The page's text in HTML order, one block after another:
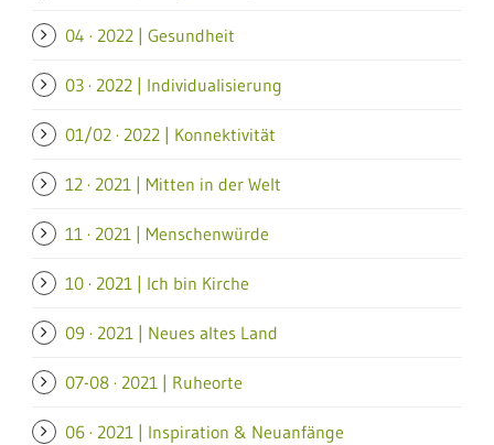
04 · 2022 | Gesundheit
03 · 2022 | Individualisierung
01/02 · 2022 | Konnektivität
12 · 2021 | Mitten in der Welt
11 · 2021 | Menschenwürde
10 · 2021 | Ich bin Kirche
09 · 2021 | Neues altes Land
07-08 · 2021 | Ruheorte
06 · 2021 | Inspiration & Neuanfänge